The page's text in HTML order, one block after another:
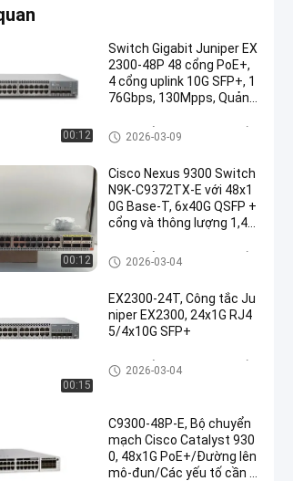
00:12
Switch Gigabit Juniper EX
2300-48P 48 cổng PoE+,
4 cổng uplink 10G SFP+, 1
76Gbps, 130Mpps, Quản l
Bộ chuyển mạch Ethernet của
Cisco
2026-03-09
00:12
Cisco Nexus 9300 Switch
N9K-C9372TX-E với 48x1
0G Base-T, 6x40G QSFP +
cổng và thông lượng 1,44
Bộ chuyển mạch Ethernet của
Cisco
2026-03-04
00:15
EX2300-24T, Công tắc Ju
niper EX2300, 24x1G RJ4
5/4x10G SFP+
Bộ chuyển mạch Ethernet của
Cisco
2026-03-04
C9300-48P-E, Bộ chuyển
mạch Cisco Catalyst 930
0, 48x1G PoE+/Đường lên
mô-đun/Các yếu tố cần t